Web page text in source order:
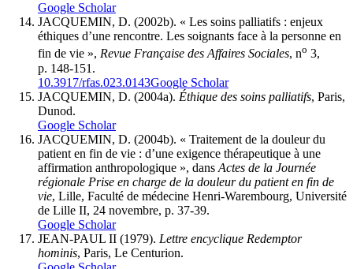
Google Scholar
JACQUEMIN, D. (2002b). « Les soins palliatifs : enjeux
éthiques d’une rencontre. Les soignants face à la personne en
fin de vie », Revue Française des Affaires Sociales, no 3,
p. 148-151.
10.3917/rfas.023.0143Google Scholar
JACQUEMIN, D. (2004a). Éthique des soins palliatifs, Paris,
Dunod.
Google Scholar
JACQUEMIN, D. (2004b). « Traitement de la douleur du
patient en fin de vie : d’une exigence thérapeutique à une
affirmation anthropologique », dans Actes de la Journée
régionale Prise en charge de la douleur du patient en fin de
vie, Lille, Faculté de médecine Henri-Warembourg, Université
de Lille II, 24 novembre, p. 37-39.
Google Scholar
JEAN-PAUL II (1979). Lettre encyclique Redemptor
hominis, Paris, Le Centurion.